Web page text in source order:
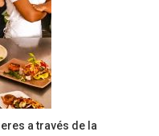
a través de la